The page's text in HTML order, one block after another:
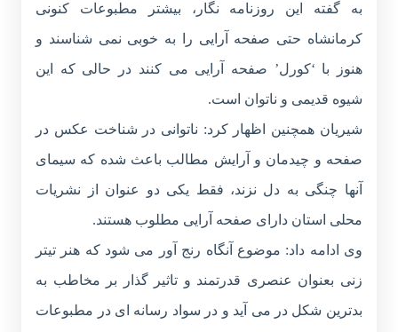
به گفته این روزنامه نگار، بیشتر مطبوعات کنونی
کرمانشاه حتی صفحه آرایی را به خوبی نمی شناسند و
هنوز با ‘کورل’ صفحه آرایی می کنند در حالی که این
شیوه قدیمی و ناتوان است.
شیریان همچنین اظهار کرد: ناتوانی در شناخت عکس در
صفحه و چیدمان و آرایش مطالب باعث شده که سیمای
آنها چنگی به دل نزند، فقط یکی دو عنوان از نشریات
محلی استان دارای صفحه آرایی مطلوب هستند.
وی ادامه داد: موضوع آنگاه رنج آور می شود که هنر تیتر
زنی بعنوان عنصری قدرتمند و تاثیر گذار بر مخاطب به
بدترین شکل در می آید و در سواد رسانه ای در مطبوعات